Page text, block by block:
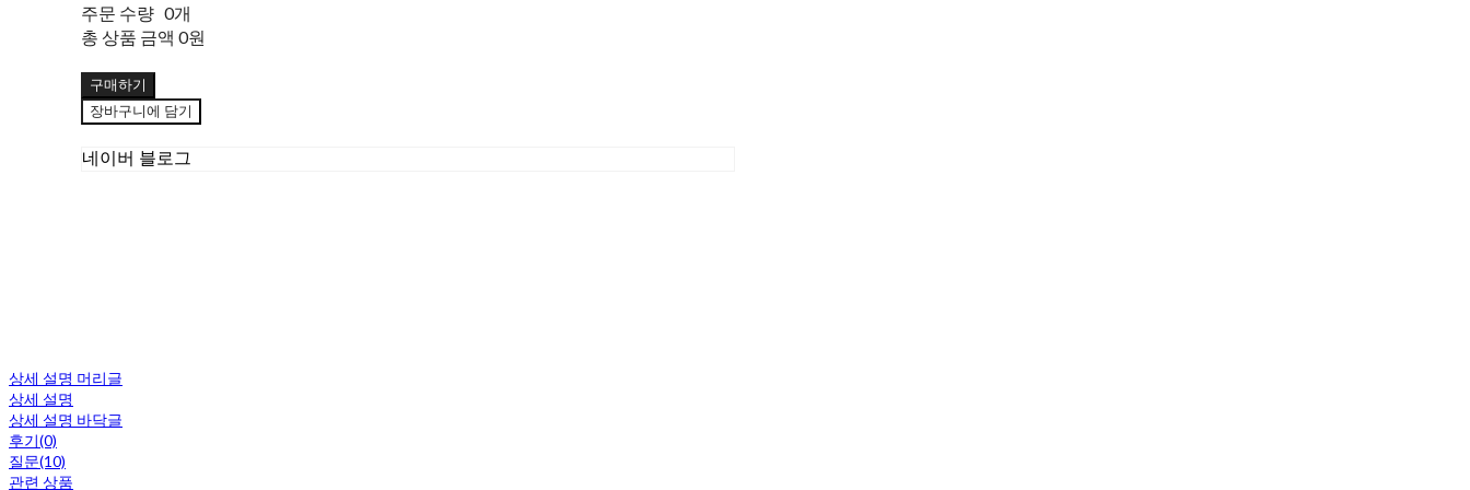
주문 수량 0개
총 상품 금액 0원
구매하기
장바구니에 담기
네이버 블로그
상세 설명 머리글
상세 설명
상세 설명 바닥글
후기(0)
질문(10)
관련 상품